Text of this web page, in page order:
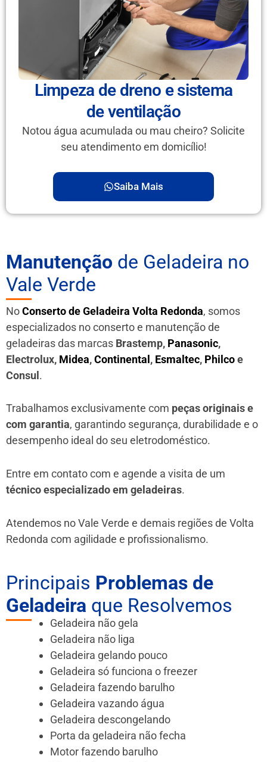
Limpeza de dreno e sistema
de ventilação
Notou água acumulada ou mau cheiro? Solicite
seu atendimento em domicílio!
Saiba Mais
Manutenção de Geladeira no
Vale Verde
NoConserto de Geladeira Volta Redonda, somos
especializados no conserto e manutenção de
geladeiras das marcas Brastemp, Panasonic,
Electrolux, Midea,Continental, Esmaltec, Philcoe
Consul.
Trabalhamos exclusivamente com peças originais e
com garantia, garantindo segurança, durabilidade e o
desempenho ideal do seu eletrodoméstico.
Entre em contato com e agende a visita de um
técnico especializado em geladeiras.
Atendemos no Vale Verde e demais regiões de Volta
Redonda com agilidade e profissionalismo.
Principais Problemas de
Geladeira que Resolvemos
Geladeira não gela
Geladeira não liga
Geladeira gelando pouco
Geladeira só funciona o freezer
Geladeira fazendo barulho
Geladeira vazando água
Geladeira descongelando
Porta da geladeira não fecha
Motor fazendo barulho